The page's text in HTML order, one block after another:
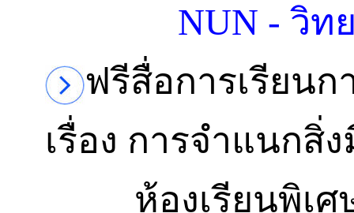
NUN - วิท
ฟรีสื่อการเรียน
เรื่อง การจำแนกสิ่
ห้องเรียนพิเ